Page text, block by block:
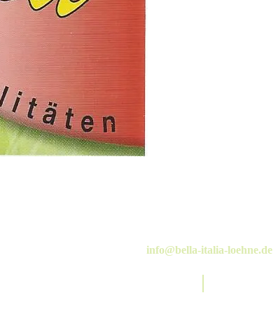
info@bella-italia-loehne.de